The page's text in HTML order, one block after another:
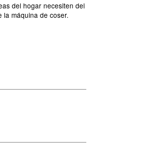
del hogar necesiten del
máquina de coser.